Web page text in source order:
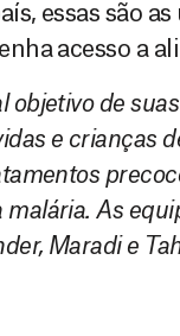
essas são
acesso a
de
e crianças
As
Maradi e